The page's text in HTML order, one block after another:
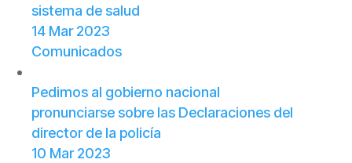
sistema de salud
14 Mar 2023
Comunicados
Pedimos al gobierno nacional
pronunciarse sobre las Declaraciones del
director de la policía
10 Mar 2023